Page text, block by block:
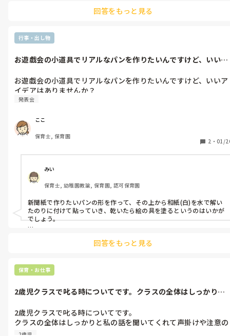
ちなみに同期は5人います。
同期に辞められてしまうと一緒に頑張る人がいなくなり不安で
す。
しています。
お誕生日会は全クラスランダムで担当が決まっていましたが、昨年
ています。
なので、１、2年目だからという理由でやらされるものは無いです。
ただ、会議に使う資料を印刷したり、行事の時は早めに来て鍵をあ
そもそも私の園は毎年新卒が入るわけではないので1、2年目にだけ
任せていたら回りませんww
行って休憩するよりクラスの保育室で自分の仕事をしたり先生同士
で話をしたり、トイレや水分補給などをしています。
今まで1、2年目の時にそういうことをやって来たからという風潮が
あるのでしょうか？体育会系な感じですね💦
ただ、新人の先生の目に見えないだけで1、2年目の先生より年数が
多い正規職員の方が仕事量や責任は多いとは思います。
回答をもっと見る
行事・出し物
お遊戯会の小道具でリアルなパンを作りたいんですけど、いいア
お遊戯会の小道具でリアルなパンを作りたいんですけど、いいア
イデアはありませんか？
発表会
ここ
保育士, 保育園
2 ・ 01/
みい
保育士, 幼稚園教諭, 保育園, 認可保育園
新聞紙で作りたいパンの形を作って、その上から和紙(白)を水で解い
たのりに付けて貼っていき、乾いたら絵の具を塗るというのはいかが
でしょう。
思います！
回答をもっと見る
保育・お仕事
2歳児クラスで叱る時についてです。クラスの全体はしっかりと
2歳児クラスで叱る時についてです。
クラスの全体はしっかりと私の話を聞いてくれて声掛けや注意の
声掛けも反抗などはありながらもしっかりと聞いてくれます。
2歳児